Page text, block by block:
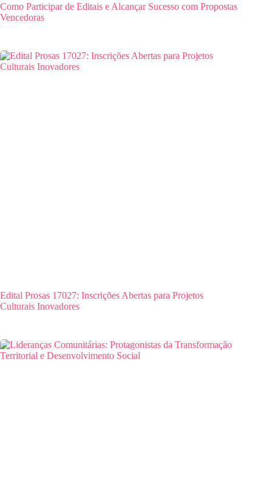
Como Participar de Editais e Alcançar Sucesso com Propostas
Vencedoras
Edital Prosas 17027: Inscrições Abertas para Projetos
Culturais Inovadores